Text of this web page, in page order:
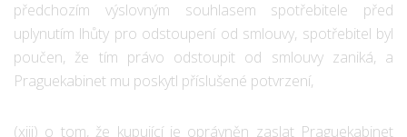
předchozím výslovným souhlasem spotřebitele před
uplynutím lhůty pro odstoupení od smlouvy, spotřebitel byl
poučen, že tím právo odstoupit od smlouvy zaniká, a
Praguekabinet mu poskytl příslušené potvrzení,
(xiii) o tom, že kupující je oprávněn zaslat Praguekabinet